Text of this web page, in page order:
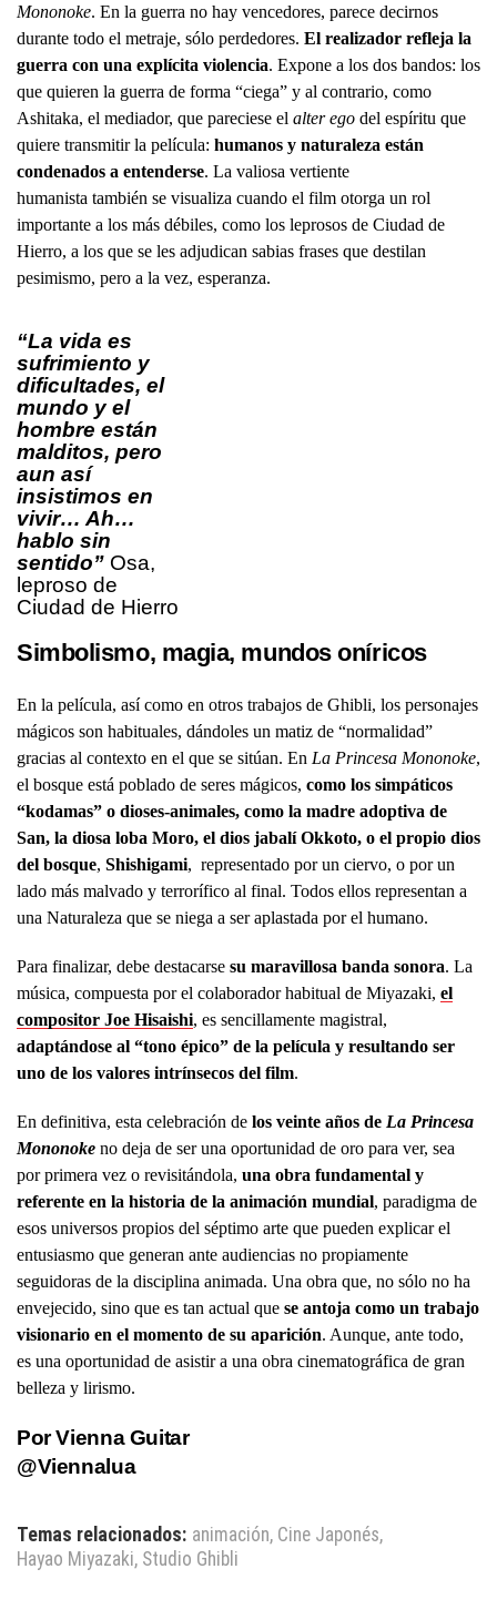
Mononoke. En la guerra no hay vencedores, parece decirnos
durante todo el metraje, sólo perdedores. El realizador refleja la
guerra con una explícita violencia. Expone a los dos bandos: los
que quieren la guerra de forma “ciega” y al contrario, como
Ashitaka, el mediador, que pareciese el alter ego del espíritu que
quiere transmitir la película: humanos y naturaleza están
condenados a entenderse. La valiosa vertiente
humanista también se visualiza cuando el film otorga un rol
importante a los más débiles, como los leprosos de Ciudad de
Hierro, a los que se les adjudican sabias frases que destilan
pesimismo, pero a la vez, esperanza.
“La vida es
sufrimiento y
dificultades, el
mundo y el
hombre están
malditos, pero
aun así
insistimos en
vivir… Ah…
hablo sin
sentido” Osa,
leproso de
Ciudad de Hierro
Simbolismo, magia, mundos oníricos
En la película, así como en otros trabajos de Ghibli, los personajes
mágicos son habituales, dándoles un matiz de “normalidad”
gracias al contexto en el que se sitúan. En La Princesa Mononoke,
el bosque está poblado de seres mágicos, como los simpáticos
“kodamas” o dioses-animales, como la madre adoptiva de
San, la diosa loba Moro, el dios jabalí Okkoto, o el propio dios
del bosque, Shishigami, representado por un ciervo, o por un
lado más malvado y terrorífico al final. Todos ellos representan a
una Naturaleza que se niega a ser aplastada por el humano.
Para finalizar, debe destacarse su maravillosa banda sonora. La
música, compuesta por el colaborador habitual de Miyazaki, el
compositor Joe Hisaishi, es sencillamente magistral,
adaptándose al “tono épico” de la película y resultando ser
uno de los valores intrínsecos del film.
En definitiva, esta celebración de los veinte años de La Princesa
Mononoke no deja de ser una oportunidad de oro para ver, sea
por primera vez o revisitándola, una obra fundamental y
referente en la historia de la animación mundial, paradigma de
esos universos propios del séptimo arte que pueden explicar el
entusiasmo que generan ante audiencias no propiamente
seguidoras de la disciplina animada. Una obra que, no sólo no ha
envejecido, sino que es tan actual que se antoja como un trabajo
visionario en el momento de su aparición. Aunque, ante todo,
es una oportunidad de asistir a una obra cinematográfica de gran
belleza y lirismo.
Por Vienna Guitar
@Viennalua
Temas relacionados: animación, Cine Japonés,
Hayao Miyazaki, Studio Ghibli